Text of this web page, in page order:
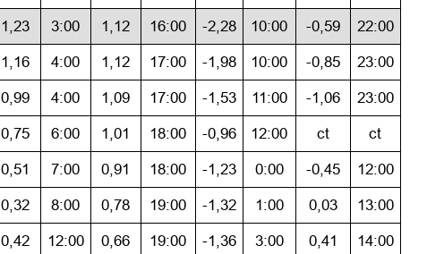
1,23 3:00 1,12 16:00 -2,28 10:00 -0,59
22:00
1,16 4:00 1,12 17:00 -1,98 10:00 -0,85
23:00
0,99 4:00 1,09 17:00 -1,53 11:00 -1,06
23:00
0,75 6:00 1,01 18:00 -0,96 12:00 ct
ct
0,51 7:00 0,91 18:00 -1,23 0:00 -0,45
12:00
0,32 8:00 0,78 19:00 -1,32 1:00 0,03
13:00
0,42 12:00 0,66 19:00 -1,36 3:00 0,41 14:00